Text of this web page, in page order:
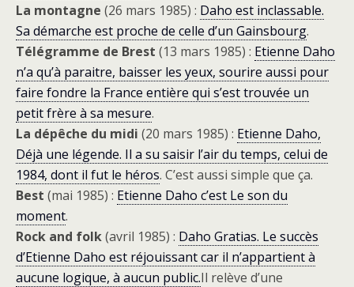
La montagne (26 mars 1985) : Daho est inclassable.
Sa démarche est proche de celle d’un Gainsbourg.
Télégramme de Brest (13 mars 1985) : Etienne Daho
n’a qu’à paraitre, baisser les yeux, sourire aussi pour
faire fondre la France entière qui s’est trouvée un
petit frère à sa mesure.
La dépêche du midi (20 mars 1985) : Etienne Daho,
Déjà une légende. Il a su saisir l’air du temps, celui de
1984, dont il fut le héros. C’est aussi simple que ça.
Best (mai 1985) : Etienne Daho c’est Le son du
moment.
Rock and folk(avril 1985) : Daho Gratias. Le succès
d’Etienne Daho est réjouissant car il n’appartient à
aucune logique, à aucun public.Il relève d’une